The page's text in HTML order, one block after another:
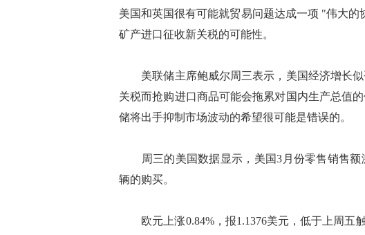
美国和英国很有可能就贸易问题达成一项 "伟大
矿产进口征收新关税的可能性。
美联储主席鲍威尔周三表示，美国经济增长似
关税而抢购进口商品可能会拖累对国内生产总值
储将出手抑制市场波动的希望很可能是错误的。
周三的美国数据显示，美国3月份零售销售额
辆的购买。
欧元上涨0.84%，报1.1376美元，低于上周五